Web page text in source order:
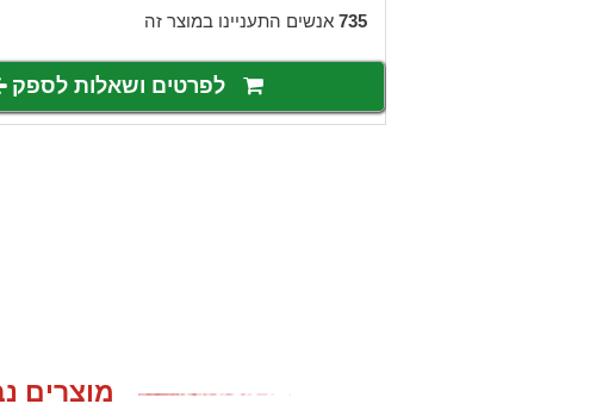
735 אנשים התעניינו במוצר זה
לפרטים ושאלות לספק
מוצרים